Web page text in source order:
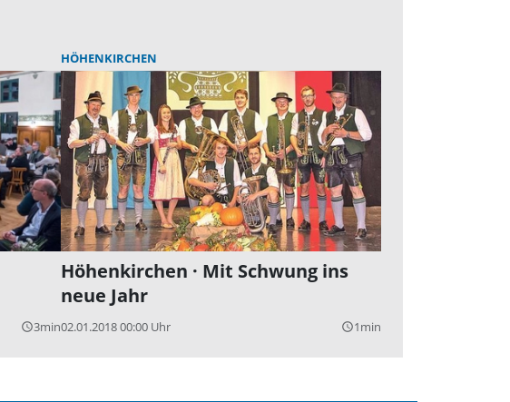
query_builder3min
HÖHENKIRCHEN
Höhenkirchen · Mit Schwung ins
neue Jahr
02.01.2018 00:00 Uhr query_builder1min